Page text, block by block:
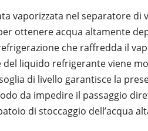
vaporizzata nel separatore di
ottenere acqua altamente
che raffredda il
del liquido refrigerante viene
di livello garantisce la
da impedire il passaggio
di stoccaggio dell’acqua